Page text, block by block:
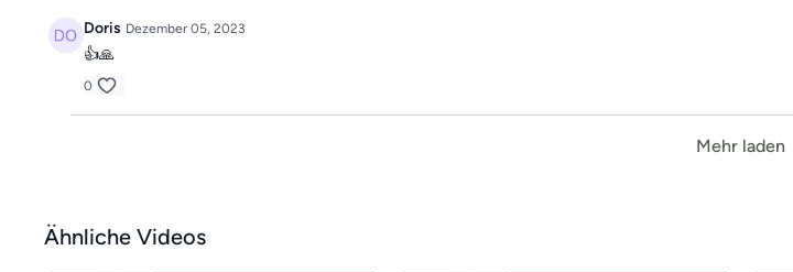
Doris Dezember 05, 2023
👍🙏
0
Mehr laden
Ähnliche Videos